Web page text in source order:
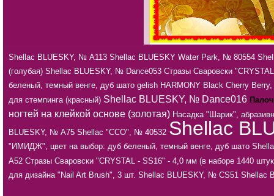
Shellac BLUESKY, № А113 Shellac BLUESKY Water Park, № 80554
(голубая) Shellac BLUESKY, № Dance053 Стразы Сваровски
беленый, темный венге, дуб шато gelish HARMONY Black Cherry
для стемпинга (красный) Shellac BLUESKY, № Dance016
ногтей на клейкой основе (золотая) Насадка "Шарик",
BLUESKY, № А75 Shellac "CCO", № 40532 Shellac
"ИМИДЖ", цвет на выбор: дуб беленый, темный венге, дуб шато
А52 Стразы Сваровски "CRYSTAL - SS16" - 4,0 мм (в наборе 1440
для дизайна "Nail Art Brush", 3 шт. Shellac BLUESKY, № CS51 Shellac